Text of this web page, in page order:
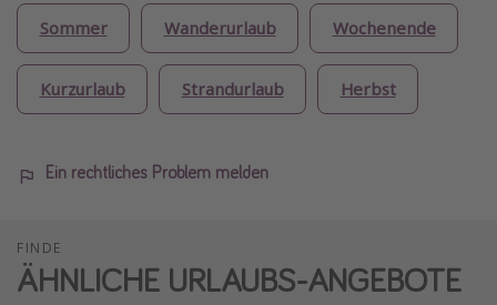
Sommer Wanderurlaub Wochenende
Kurzurlaub Strandurlaub Herbst
Ein rechtliches Problem melden
FINDE
ÄHNLICHE URLAUBS-ANGEBOTE